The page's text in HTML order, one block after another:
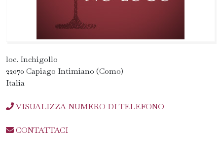
loc. Inchigollo
22070 Capiago Intimiano (Como)
Italia
VISUALIZZA NUMERO DI TELEFONO
CONTATTACI